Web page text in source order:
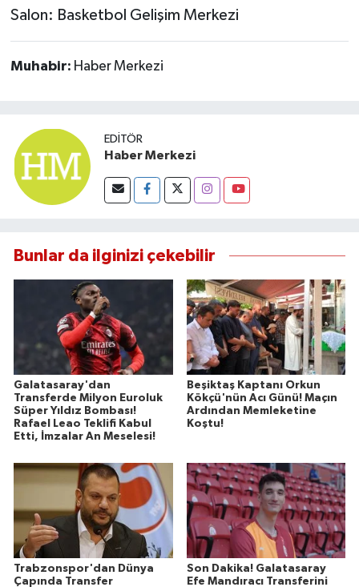
Salon: Basketbol Gelişim Merkezi
Muhabir: Haber Merkezi
EDITÖR
Haber Merkezi
Bunlar da ilginizi çekebilir
Galatasaray'dan
Transferde Milyon Euroluk
Süper Yıldız Bombası!
Rafael Leao Teklifi Kabul
Etti, İmzalar An Meselesi!
Beşiktaş Kaptanı Orkun
Kökçü'nün Acı Günü! Maçın
Ardından Memleketine
Koştu!
Trabzonspor'dan Dünya
Çapında Transfer
Son Dakika! Galatasaray
Efe Mandıracı Transferini